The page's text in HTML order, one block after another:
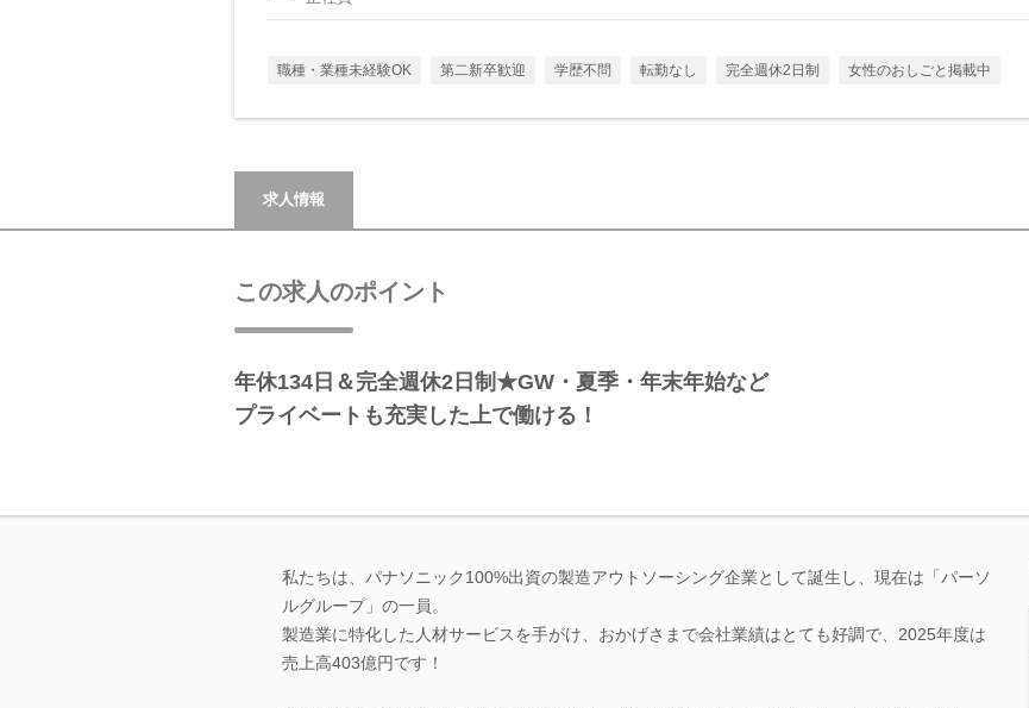
職種・業種未経験OK 第二新卒歓迎 学歴不問 転勤なし 完全週休2日制 女性のおしごと掲載中
求人情報
この求人のポイント
年休134日＆完全週休2日制★GW・夏季・年末年始など
プライベートも充実した上で働ける！
私たちは、パナソニック100%出資の製造アウトソーシング企業として誕生し、現在は「パーソ
ルグループ」の一員。
製造業に特化した人材サービスを手がけ、おかげさまで会社業績はとても好調で、2025年度は
売上高403億円です！